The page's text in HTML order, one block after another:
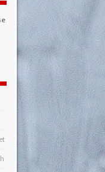
Austragungsort Artikel